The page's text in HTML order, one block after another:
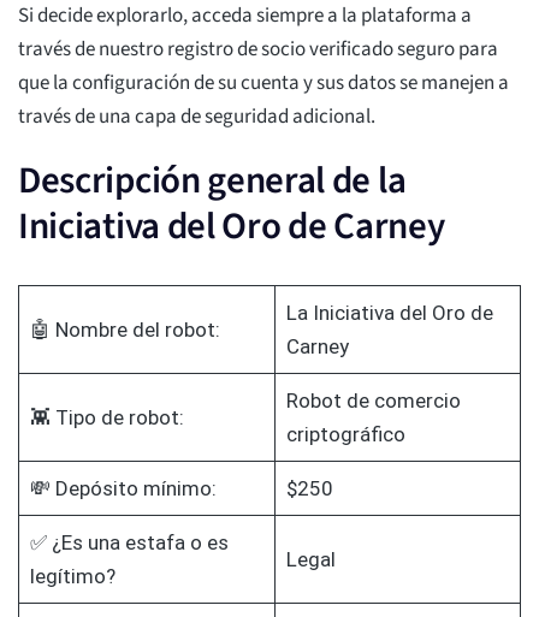
Si decide explorarlo, acceda siempre a la plataforma a
través de nuestro registro de socio verificado seguro para
que la configuración de su cuenta y sus datos se manejen a
través de una capa de seguridad adicional.
Descripción general de la
Iniciativa del Oro de Carney
🤖 Nombre del robot:
La Iniciativa del Oro de
Carney
👾 Tipo de robot:
Robot de comercio
criptográfico
💸 Depósito mínimo: $250
✅ ¿Es una estafa o es
legítimo?
Legal